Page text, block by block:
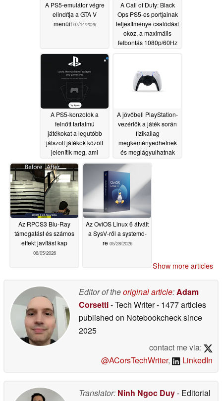
A PS5-emulátor végre
elindítja a GTA V
menüit 07/14/2026
A Call of Duty: Black
Ops PS5-es portjainak
teljesítménye csalódást
okoz, a maximális
felbontás 1080p/60Hz
A PS5-konzolok a
felnőtt tartalmú
játékokat a legutóbb
játszott játékok között
jelenítik meg, ami
biztonsági aggályokat
vet fel a PSN-nel
kapcsolatban
06/18/2026
A jövőbeli PlayStation-
vezérlők a játék során
fizikailag
megkeményedhetnek
és meglágyulhatnak
Az RPCS3 Blu-Ray
támogatást és számos
effekt javítást kap
06/05/2026
Az OviOS Linux 6 átvált
a SysV-ről a systemd-
re 05/28/2026
Show more articles
Editor of theoriginal article:Adam
Corsetti- Tech Writer- 1477 articles
published on Notebookchecksince
2025
contact me via:
@ACorsTechWriter, LinkedIn
Translator: Ninh Ngoc Duy- Editorial